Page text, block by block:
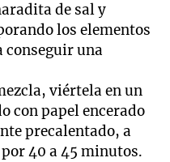
de sal y
los elementos
conseguir una
viértela en un
con papel encerado
precalentado, a
40 a 45 minutos.